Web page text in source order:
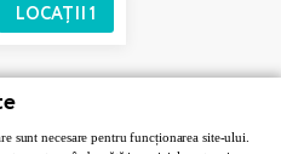
LOCAȚII 1
sunt necesare pentru funcționarea site-ului.